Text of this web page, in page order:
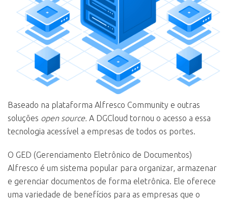
Baseado na plataforma Alfresco Community e outras
soluções open source. A DGCloud tornou o acesso a essa
tecnologia acessível a empresas de todos os portes.
O GED (Gerenciamento Eletrônico de Documentos)
Alfresco é um sistema popular para organizar, armazenar
e gerenciar documentos de forma eletrônica. Ele oferece
uma variedade de benefícios para as empresas que o